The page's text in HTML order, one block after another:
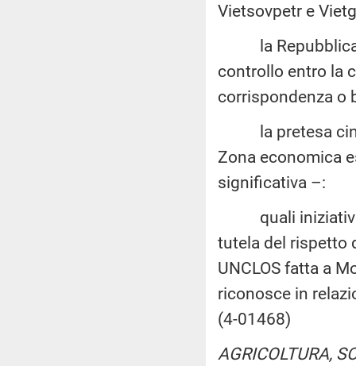
Vietsovpetr e
la Repubblica
controllo entro la
corrispondenza o
la pretesa
Zona economica
significativa –:
quali iniziative
tutela del rispetto
UNCLOS fatta a
riconosce in
(4-01468)
AGRICOLTURA,